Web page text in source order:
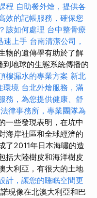
程 自助餐外燴，提供各
效的記帳服務，確保您
該如何處理 台中整骨療
速上手 台南清潔公司，
物的遺傳學有助於了解
地球的生態系統傳播的
樓漏水的專業方案 新北
環境 台北外燴服務，滿
務，為您提供健康、舒
律事務所，專業團隊為
一些發現表明，在坑中
海岸社區和全球經濟的
了2011年日本海嘯的造
括大陸樹皮和海洋樹皮
大利亞，有很大的土地
計，讓您的睡眠空間更
現像在北澳大利亞和巴